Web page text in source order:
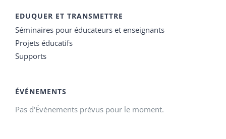
EDUQUER ET TRANSMETTRE
Séminaires pour éducateurs et enseignants
Projets éducatifs
Supports
ÉVÉNEMENTS
Pas d'Évènements prévus pour le moment.